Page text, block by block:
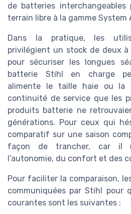
de batteries
terrain libre à la gamme System
Dans la pratique, les
privilégient un stock de deux
pour sécuriser les longues
batterie Stihl en charge
alimente le taille haie ou la
continuité de service que les
produits batterie ne
générations. Pour ceux qui
comparatif sur une saison
façon de trancher, car il
l’autonomie, du confort et des
Pour faciliter la comparaison,
communiquées par Stihl pour
courantes sont les suivantes :